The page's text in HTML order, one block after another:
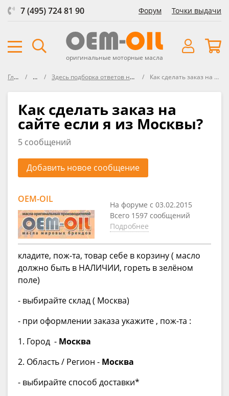
7 (495) 724 81 90 Форум Точки выдачи
оригинальные моторные масла
Главная ФорумЗдесь подборка ответов на часто задаваемые вопросы Как сделать заказ на сайте если я из Москвы?
Как сделать заказ на
сайте если я из Москвы?
5 сообщений
Добавить новое сообщение
OEM-OIL
На форуме с 03.02.2015
Всего 1597 сообщений
Подробнее
кладите, пож-та, товар себе в корзину ( масло
должно быть в НАЛИЧИИ, гореть в зелёном
поле)
- выбирайте склад ( Москва)
- при оформлении заказа укажите , пож-та :
1. Город - Москва
2. Область / Регион - Москва
- выбирайте способ доставки*